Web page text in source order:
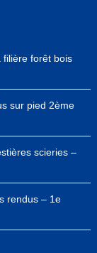
filière forêt bois
sur pied 2ème
scieries –
rendus – 1e